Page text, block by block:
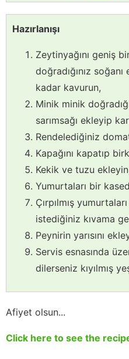
Hazırlanışı
Zeytinyağını geniş
doğradığınız
kadar kavurun,
Minik minik
sarımsağı ekleyip
Rendelediğiniz
Kapağını kapatıp
Kekik ve tuzu
Yumurtaları bir
Çırpılmış
istediğiniz kıvama
Peynirin yarısını
Servis esnasında
dilerseniz kıyılmış
Afiyet olsun...
Click here to see the